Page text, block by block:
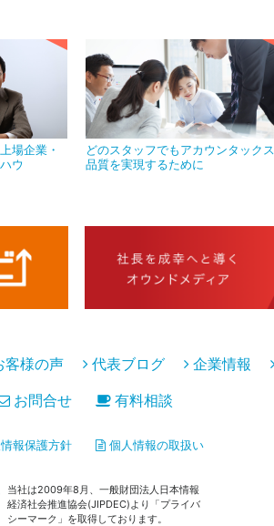
場企業・
ウ
どのスタッフでもアカウンタックス
品質を実現するために
客様の声 代表ブログ 企業情報
お問合せ
有料相談
報保護方針 個人情報の取扱い
当社は2009年8月、一般財団法人日本情報
経済社会推進協会(JIPDEC)より「プライバ
シーマーク」を取得しております。